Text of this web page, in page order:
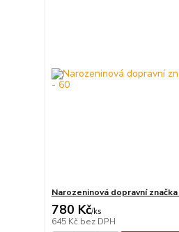
Narozeninová dopravní
780 Kč/ks
645 Kč bez DPH